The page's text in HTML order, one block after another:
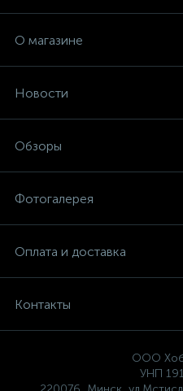
О магазине
Новости
Обзоры
Фотогалерея
Оплата и доставка
Контакты
ООО
УНП